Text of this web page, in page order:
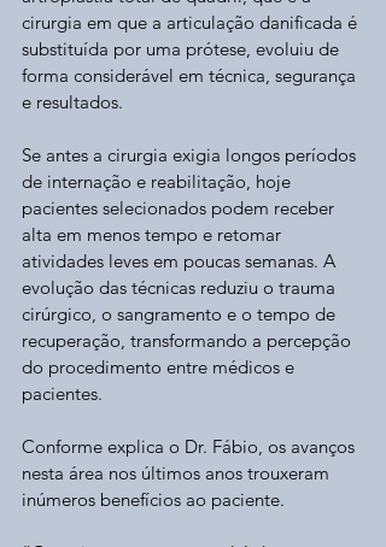
cirurgia em que a articulação danificada é
substituída por uma prótese, evoluiu de
forma considerável em técnica, segurança
e resultados.
Se antes a cirurgia exigia longos períodos
de internação e reabilitação, hoje
pacientes selecionados podem receber
alta em menos tempo e retomar
atividades leves em poucas semanas. A
evolução das técnicas reduziu o trauma
cirúrgico, o sangramento e o tempo de
recuperação, transformando a percepção
do procedimento entre médicos e
pacientes.
Conforme explica o Dr. Fábio, os avanços
nesta área nos últimos anos trouxeram
inúmeros benefícios ao paciente.